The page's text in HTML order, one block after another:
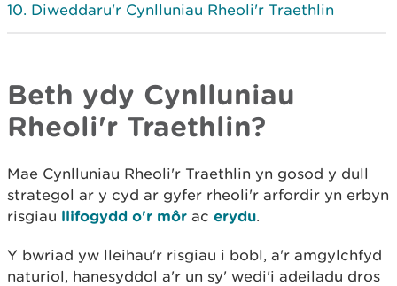
Diweddaru'r Cynlluniau Rheoli'r Traethlin
Beth ydy Cynlluniau
Rheoli'r Traethlin?
Mae Cynlluniau Rheoli'r Traethlin yn gosod y dull
strategol ar y cyd ar gyfer rheoli'r arfordir yn erbyn
risgiau llifogydd o'r môr ac erydu.
Y bwriad yw lleihau'r risgiau i bobl, a'r amgylchfyd
naturiol, hanesyddol a'r un sy' wedi'i adeiladu dros